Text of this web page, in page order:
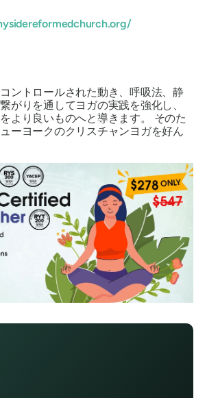
ントロールされた動き、呼吸法、静
がりを通してヨガの実践を強化し、
より良いものへと導きます。
そのた
ーヨークのクリスチャンヨガを好ん